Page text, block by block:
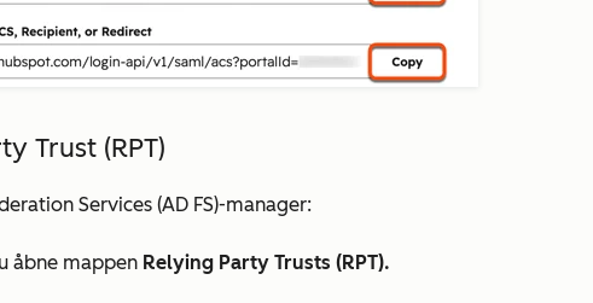
Trust (RPT)
Services (AD FS)-manager:
åbne mappen Relying Party Trusts (RPT).